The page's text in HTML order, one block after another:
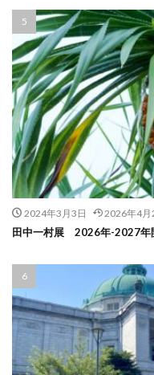
2024年3月3日 2026年4月
田中一村展 2026年-2027年